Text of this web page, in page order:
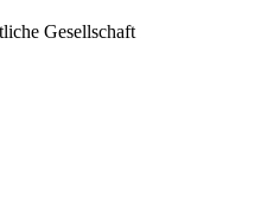
Gesellschaft